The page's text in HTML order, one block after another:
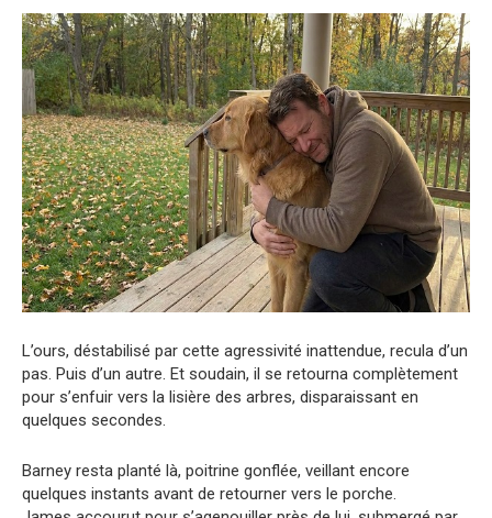
L’ours, déstabilisé par cette agressivité inattendue, recula d’un
pas. Puis d’un autre. Et soudain, il se retourna complètement
pour s’enfuir vers la lisière des arbres, disparaissant en
quelques secondes.
Barney resta planté là, poitrine gonflée, veillant encore
quelques instants avant de retourner vers le porche.